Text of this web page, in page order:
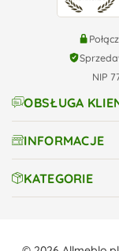
NIP
OBSŁUGA
INFORMACJE
KATEGORIE